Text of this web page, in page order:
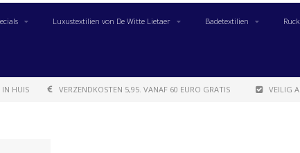
Luxustextilien von De Witte Lietaer Badetextilien
IN HUIS VERZENDKOSTEN 5,95. VANAF 60 EURO GRATIS VEILIG